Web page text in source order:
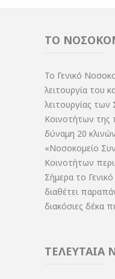
ΤΟ
Το Γενικό
λειτουργία του
λειτουργίας
Κοινοτήτων της
δύναμη 20
«Νοσοκομείο
Κοινοτήτων
Σήμερα το
διαθέτει
διακόσιες δέκα
ΤΕΛΕΥΤΑΙΑ